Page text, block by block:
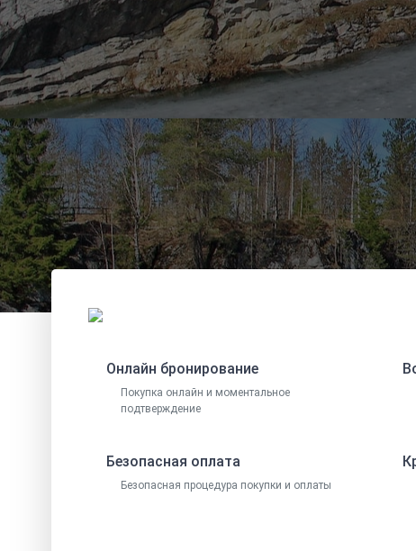
Онлайн бронирование
Покупка онлайн и моментальное
подтверждение
Безопасная оплата
Безопасная процедура покупки и оплаты